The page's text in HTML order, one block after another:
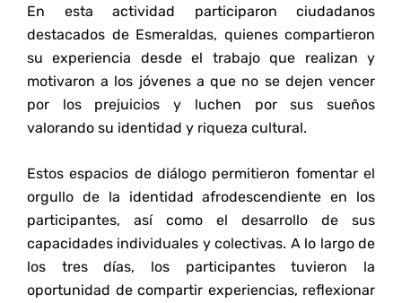
En esta actividad participaron ciudadanos
destacados de Esmeraldas, quienes compartieron
su experiencia desde el trabajo que realizan y
motivaron a los jóvenes a que no se dejen vencer
por los prejuicios y luchen por sus sueños
valorando su identidad y riqueza cultural.
Estos espacios de diálogo permitieron fomentar el
orgullo de la identidad afrodescendiente en los
participantes, así como el desarrollo de sus
capacidades individuales y colectivas. A lo largo de
los tres días, los participantes tuvieron la
oportunidad de compartir experiencias, reflexionar